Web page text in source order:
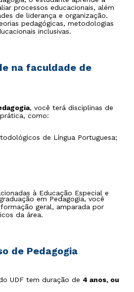
processos educacionais, além
de liderança e organização.
pedagógicas, metodologias
inclusivas.
na faculdade de
, você terá disciplinas de
como:
de Língua Portuguesa;
à Educação Especial e
em Pedagogia, você
geral, amparada por
da área.
de Pedagogia
UDF tem duração de 4 anos, ou